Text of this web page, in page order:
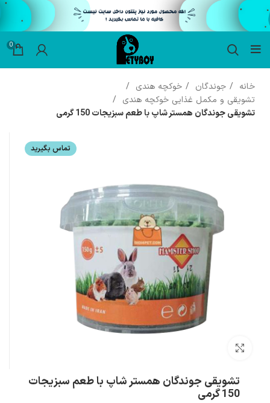
0
خانه جوندگان
خوکچه هندی
تشویقی و مکمل غذایی خوکچه هندی
تشویقی جوندگان همستر شاپ با طعم سبزیجات 150 گرمی
تماس بگیرید
تشویقی جوندگان همستر شاپ با طعم سبزیجات
150 گرمی